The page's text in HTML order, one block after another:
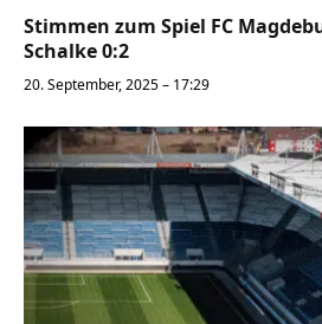
Stimmen zum Spiel FC
Schalke 0:2
20. September, 2025 – 17:29